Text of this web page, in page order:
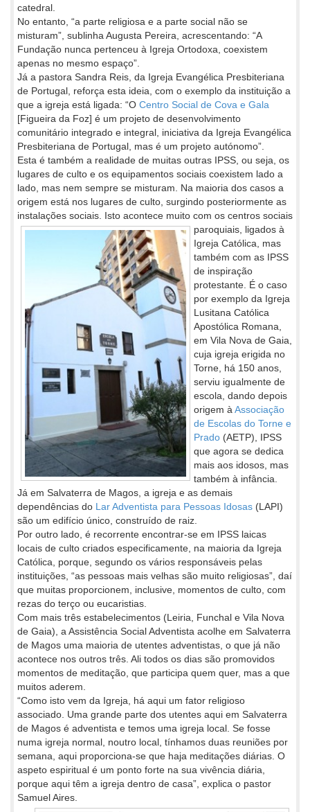
catedral.
No entanto, “a parte religiosa e a parte social não se
misturam”, sublinha Augusta Pereira, acrescentando: “A
Fundação nunca pertenceu à Igreja Ortodoxa, coexistem
apenas no mesmo espaço”.
Já a pastora Sandra Reis, da Igreja Evangélica Presbiteriana
de Portugal, reforça esta ideia, com o exemplo da instituição a
que a igreja está ligada: “O Centro Social de Cova e Gala
[Figueira da Foz] é um projeto de desenvolvimento
comunitário integrado e integral, iniciativa da Igreja Evangélica
Presbiteriana de Portugal, mas é um projeto autónomo”.
Esta é também a realidade de muitas outras IPSS, ou seja, os
lugares de culto e os equipamentos sociais coexistem lado a
lado, mas nem sempre se misturam. Na maioria dos casos a
origem está nos lugares de culto, surgindo posteriormente as
instalações sociais. Isto acontece muito com os centros sociais
paroquiais, ligados à
Igreja Católica, mas
também com as IPSS
de inspiração
protestante. É o caso
por exemplo da Igreja
Lusitana Católica
Apostólica Romana,
em Vila Nova de Gaia,
cuja igreja erigida no
Torne, há 150 anos,
serviu igualmente de
escola, dando depois
origem à Associação
de Escolas do Torne e
Prado (AETP), IPSS
que agora se dedica
mais aos idosos, mas
também à infância.
Já em Salvaterra de Magos, a igreja e as demais
dependências do Lar Adventista para Pessoas Idosas (LAPI)
são um edifício único, construído de raiz.
Por outro lado, é recorrente encontrar-se em IPSS laicas
locais de culto criados especificamente, na maioria da Igreja
Católica, porque, segundo os vários responsáveis pelas
instituições, “as pessoas mais velhas são muito religiosas”, daí
que muitas proporcionem, inclusive, momentos de culto, com
rezas do terço ou eucaristias.
Com mais três estabelecimentos (Leiria, Funchal e Vila Nova
de Gaia), a Assistência Social Adventista acolhe em Salvaterra
de Magos uma maioria de utentes adventistas, o que já não
acontece nos outros três. Ali todos os dias são promovidos
momentos de meditação, que participa quem quer, mas a que
muitos aderem.
“Como isto vem da Igreja, há aqui um fator religioso
associado. Uma grande parte dos utentes aqui em Salvaterra
de Magos é adventista e temos uma igreja local. Se fosse
numa igreja normal, noutro local, tínhamos duas reuniões por
semana, aqui proporciona-se que haja meditações diárias. O
aspeto espiritual é um ponto forte na sua vivência diária,
porque aqui têm a igreja dentro de casa”, explica o pastor
Samuel Aires.